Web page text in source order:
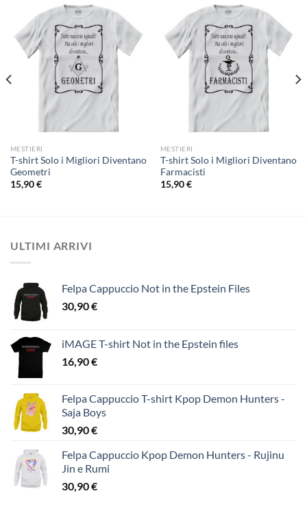
MESTIERI
T-shirt Solo i Migliori Diventano
Geometri
15,90€
MESTIERI
T-shirt Solo i Migliori Diventano
Farmacisti
15,90€
ULTIMI ARRIVI
Felpa Cappuccio Not in the Epstein Files
30,90€
iMAGE T-shirt Not in the Epstein files
16,90€
Felpa Cappuccio T-shirt Kpop Demon Hunters -
Saja Boys
30,90€
Felpa Cappuccio Kpop Demon Hunters - Rujinu
Jin e Rumi
30,90€